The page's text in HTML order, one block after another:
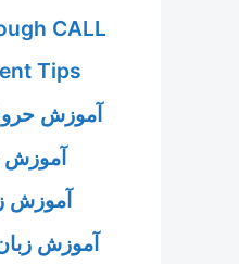
CALL
Tips
آموزش
آموزش
آموزش
آموزش